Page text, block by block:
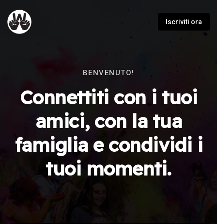
Iscriviti ora
BENVENUTO!
Connettiti con i tuoi
amici, con la tua
famiglia e condividi i
tuoi momenti.